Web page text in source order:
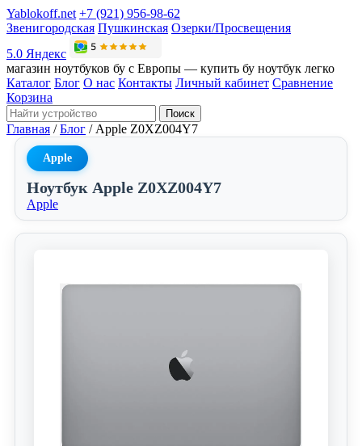
Yablokoff.net +7 (921) 956-98-62
Звенигородская Пушкинская Озерки/Просвещения
5.0 Яндекс
магазин ноутбуков бу с Европы — купить бу ноутбук легко
Каталог Блог О нас Контакты Личный кабинет Сравнение
Корзина
Поиск
Главная / Блог / Apple Z0XZ004Y7
Apple
Ноутбук Apple Z0XZ004Y7
Apple